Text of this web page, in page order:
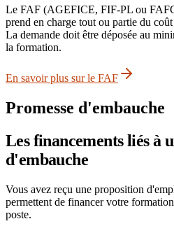
Le FAF (AGEFICE, FIF-PL ou
prend en charge tout ou partie du
La demande doit être déposée au
la formation.
En savoir plus sur le FAF
Promesse d'embauche
Les financements liés à
d'embauche
Vous avez reçu une proposition
permettent de financer votre
poste.